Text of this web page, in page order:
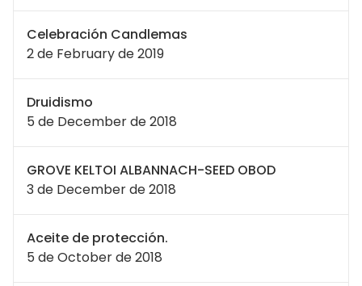
Celebración Candlemas
2 de February de 2019
Druidismo
5 de December de 2018
GROVE KELTOI ALBANNACH-SEED OBOD
3 de December de 2018
Aceite de protección.
5 de October de 2018